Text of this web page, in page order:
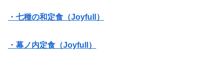
・七種の和定食（Joyfull）
・幕ノ内定食（Joyfull）